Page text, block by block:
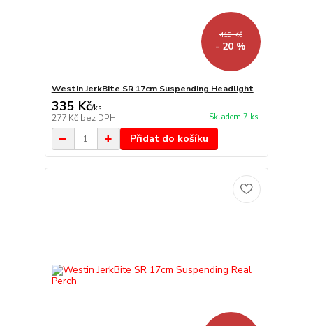
419 Kč
- 20 %
Westin JerkBite SR 17cm Suspending Headlight
335 Kč/ks
277 Kč bez DPH Skladem 7 ks
Přidat do košíku